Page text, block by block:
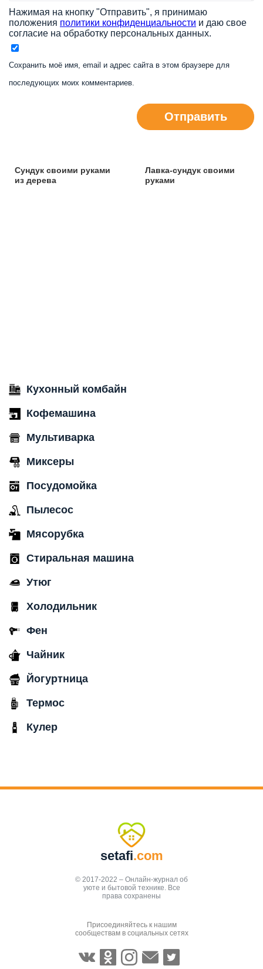
Нажимая на кнопку "Отправить", я принимаю
положения политики конфиденциальности и даю свое
согласие на обработку персональных данных.
Сохранить моё имя, email и адрес сайта в этом браузере для
последующих моих комментариев.
Отправить
Сундук своими руками
из дерева
Лавка-сундук своими
руками
Кухонный комбайн
Кофемашина
Мультиварка
Миксеры
Посудомойка
Пылесос
Мясорубка
Стиральная машина
Утюг
Холодильник
Фен
Чайник
Йогуртница
Термос
Кулер
setafi.com
© 2017-2022 – Онлайн-журнал об
уюте и бытовой технике. Все
права сохранены
Присоединяйтесь к нашим
сообществам в социальных сетях